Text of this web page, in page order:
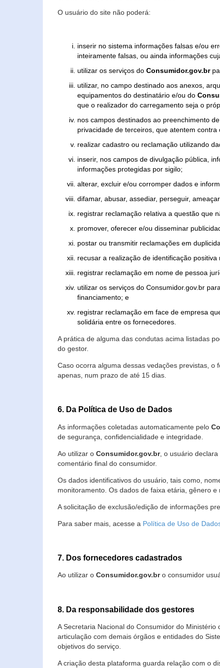
O usuário do site não poderá:
inserir no sistema informações falsas e/ou
inteiramente falsas, ou ainda informações
utilizar os serviços do Consumidor.gov.br
utilizar, no campo destinado aos anexos,
equipamentos do destinatário e/ou do
que o realizador do carregamento seja o
nos campos destinados ao preenchimento
privacidade de terceiros, que atentem
realizar cadastro ou reclamação utilizando
inserir, nos campos de divulgação pública,
informações protegidas por sigilo;
alterar, excluir e/ou corromper dados e
difamar, abusar, assediar, perseguir,
registrar reclamação relativa a questão que
promover, oferecer e/ou disseminar
postar ou transmitir reclamações em
recusar a realização de identificação
registrar reclamação em nome de pessoa
utilizar os serviços do Consumidor.gov.br
financiamento; e
registrar reclamação em face de empresa
solidária entre os fornecedores.
A prática de alguma das condutas acima listadas
do gestor.
Caso ocorra alguma dessas vedações previstas, o
apenas, num prazo de até 15 dias.
6. Da Política de Uso de Dados
As informações coletadas automaticamente pelo
de segurança, confidencialidade e integridade.
Ao utilizar o Consumidor.gov.br, o usuário
comentário final do consumidor.
Os dados identificativos do usuário, tais como,
monitoramento. Os dados de faixa etária, gênero
A solicitação de exclusão/edição de informações
Para saber mais, acesse a Política de Uso de
7. Dos fornecedores cadastrados
Ao utilizar o Consumidor.gov.bro consumidor
8. Da responsabilidade dos gestores
A Secretaria Nacional do Consumidor do
articulação com demais órgãos e entidades do
objetivos do serviço.
A criação desta plataforma guarda relação com o